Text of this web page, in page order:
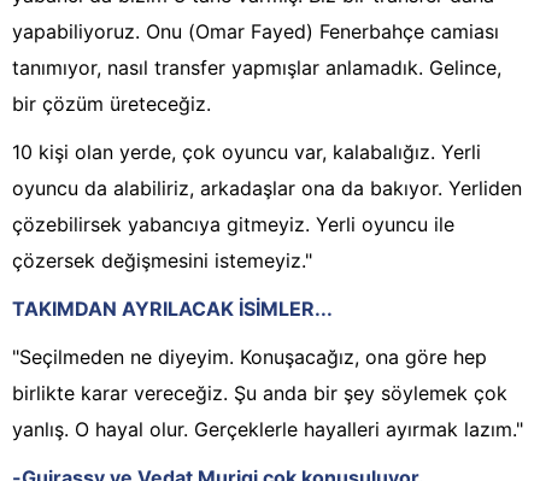
yapabiliyoruz. Onu (Omar Fayed) Fenerbahçe camiası
tanımıyor, nasıl transfer yapmışlar anlamadık. Gelince,
bir çözüm üreteceğiz.
10 kişi olan yerde, çok oyuncu var, kalabalığız. Yerli
oyuncu da alabiliriz, arkadaşlar ona da bakıyor. Yerliden
çözebilirsek yabancıya gitmeyiz. Yerli oyuncu ile
çözersek değişmesini istemeyiz."
TAKIMDAN AYRILACAK İSİMLER...
"Seçilmeden ne diyeyim. Konuşacağız, ona göre hep
birlikte karar vereceğiz. Şu anda bir şey söylemek çok
yanlış. O hayal olur. Gerçeklerle hayalleri ayırmak lazım."